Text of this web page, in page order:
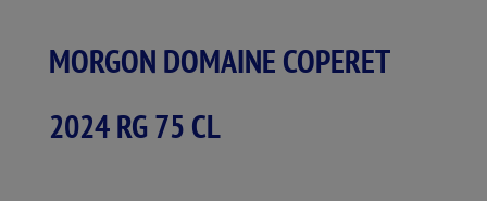
MORGON DOMAINE COPERET
2024 RG 75 CL